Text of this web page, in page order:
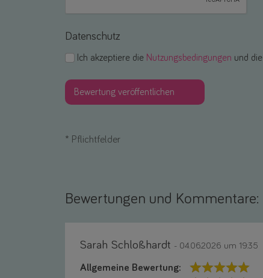
Datenschutz
Ich akzeptiere die Nutzungsbedingungen und die
* Pflichtfelder
Bewertungen und Kommentare:
Sarah Schloßhardt - 04.06.2026 um 19:35
Allgemeine Bewertung: